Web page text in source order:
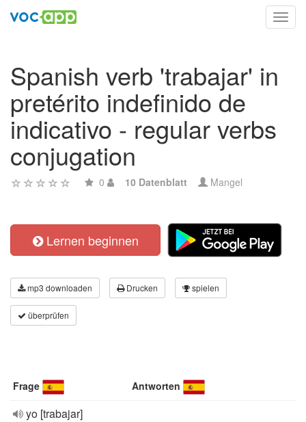
Spanish verb 'trabajar' in
pretérito indefinido de
indicativo - regular verbs
conjugation
0 10 Datenblatt Mangel
Lernen beginnen
mp3 downloaden Drucken spielen
überprüfen
Frage Antworten
yo [trabajar]